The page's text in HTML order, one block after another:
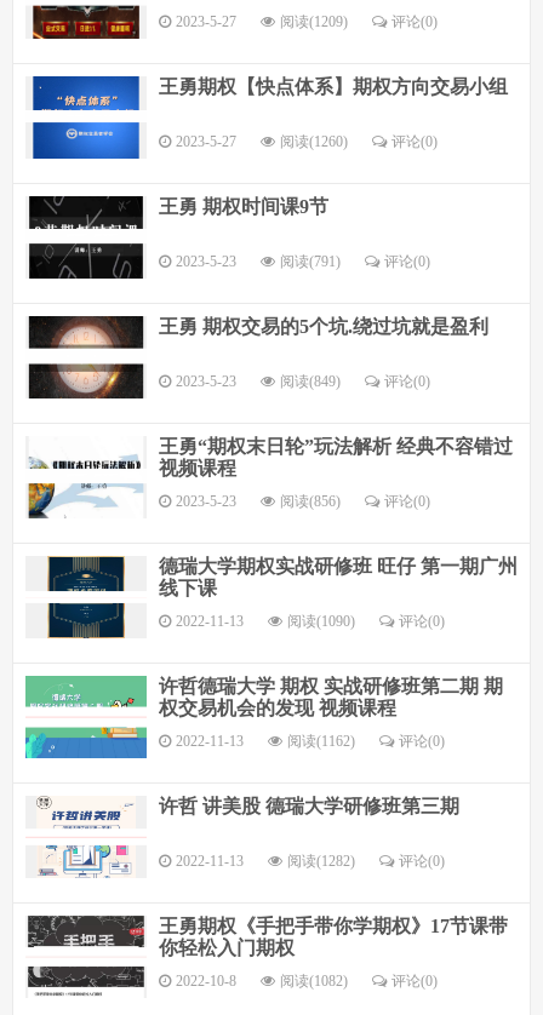
2023-5-27 阅读(1209) 评论(0)
王勇期权【快点体系】期权方向交易小组
2023-5-27 阅读(1260) 评论(0)
王勇 期权时间课9节
2023-5-23 阅读(791) 评论(0)
王勇 期权交易的5个坑.绕过坑就是盈利
2023-5-23 阅读(849) 评论(0)
王勇“期权末日轮”玩法解析 经典不容错过
视频课程
2023-5-23 阅读(856) 评论(0)
德瑞大学期权实战研修班 旺仔 第一期广州
线下课
2022-11-13 阅读(1090) 评论(0)
许哲德瑞大学 期权 实战研修班第二期 期
权交易机会的发现 视频课程
2022-11-13 阅读(1162) 评论(0)
许哲 讲美股 德瑞大学研修班第三期
2022-11-13 阅读(1282) 评论(0)
王勇期权《手把手带你学期权》17节课带
你轻松入门期权
2022-10-8 阅读(1082) 评论(0)